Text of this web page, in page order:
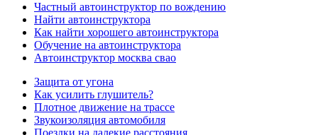
Частный автоинструктор по вождению
Найти автоинструктора
Как найти хорошего автоинструктора
Обучение на автоинструктора
Автоинструктор москва свао
Защита от угона
Как усилить глушитель?
Плотное движение на трассе
Звукоизоляция автомобиля
Поездки на далекие расстояния